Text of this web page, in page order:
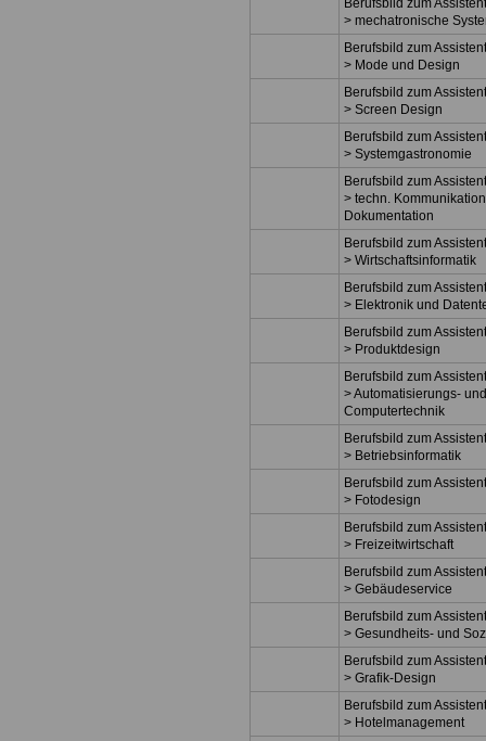
Berufsbild zum Assistent
> mechatronische
Berufsbild zum Assistent
> Mode und Design
Berufsbild zum Assistent
> Screen Design
Berufsbild zum Assistent
> Systemgastronomie
Berufsbild zum Assistent
> techn.
Dokumentation
Berufsbild zum Assistent
> Wirtschaftsinformatik
Berufsbild zum
> Elektronik und
Berufsbild zum
> Produktdesign
Berufsbild zum
> Automatisierungs- und
Computertechnik
Berufsbild zum
> Betriebsinformatik
Berufsbild zum
> Fotodesign
Berufsbild zum
> Freizeitwirtschaft
Berufsbild zum
> Gebäudeservice
Berufsbild zum
> Gesundheits- und
Berufsbild zum
> Grafik-Design
Berufsbild zum
> Hotelmanagement